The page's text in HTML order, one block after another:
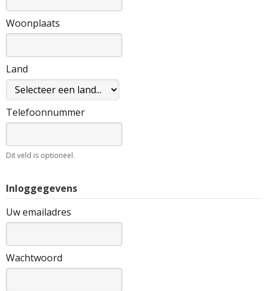
Woonplaats
Land
Telefoonnummer
Dit veld is optioneel.
Inloggegevens
Uw emailadres
Wachtwoord